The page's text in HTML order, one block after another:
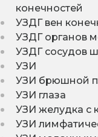
конечностей
УЗДГ вен
УЗДГ органов
УЗДГ сосудов
УЗИ
УЗИ брюшной
УЗИ глаза
УЗИ желудка с
УЗИ